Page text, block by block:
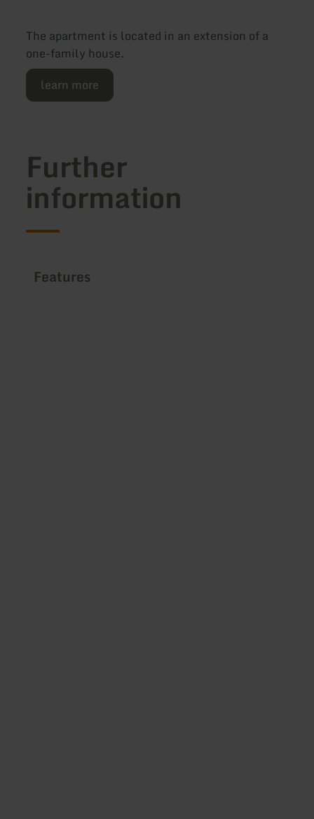
The apartment is located in an extension of a
one-family house.
learn more
Further
information
Features